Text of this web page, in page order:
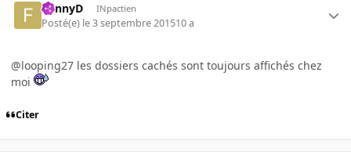
FunnyD INpactien
Posté(e) le 3 septembre 201510 a
@looping27 les dossiers cachés sont toujours affichés chez
moi
Citer